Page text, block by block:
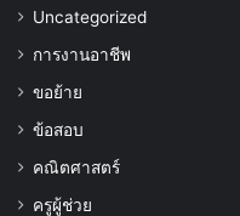
Uncategorized
การงานอาชีพ
ขอย้าย
ข้อสอบ
คณิตศาสตร์
ครูผู้ช่วย